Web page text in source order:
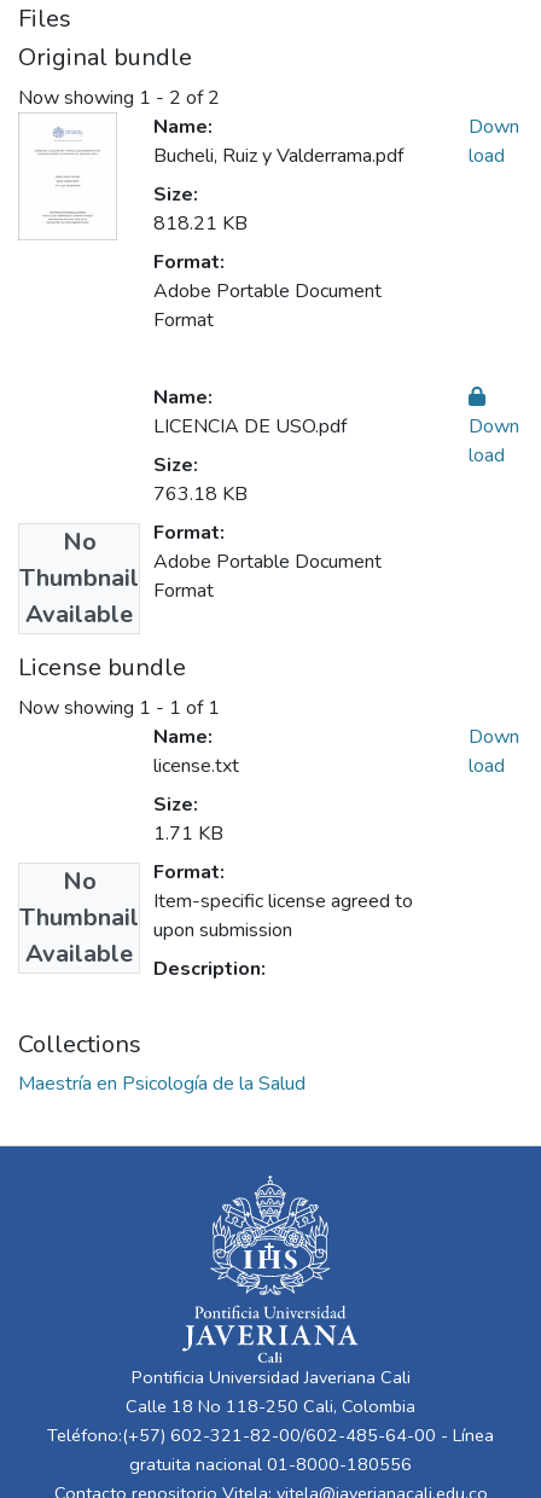
Files
Original bundle
Now showing 1 - 2 of 2
Name:
Bucheli, Ruiz y Valderrama.pdf
Size:
818.21 KB
Format:
Adobe Portable Document
Format
Down
load
No
Thumbnail
Available
Name:
LICENCIA DE USO.pdf
Size:
763.18 KB
Format:
Adobe Portable Document
Format
Down
load
License bundle
Now showing 1 - 1 of 1
No
Thumbnail
Available
Name:
license.txt
Size:
1.71 KB
Format:
Item-specific license agreed to
upon submission
Description:
Down
load
Collections
Maestría en Psicología de la Salud
Pontificia Universidad Javeriana Cali
Calle 18 No 118-250 Cali, Colombia
Teléfono:(+57) 602-321-82-00/602-485-64-00 - Línea
gratuita nacional 01-8000-180556